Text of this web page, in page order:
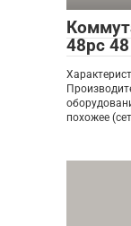
48pc
похожее